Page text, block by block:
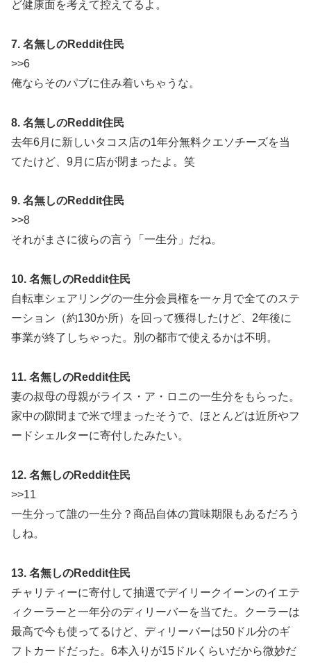
ど健康面を考えて控えてるよ。
7. 名無しのReddit住民
>>6
俺ならそのパブに住み着いちゃうな。
8. 名無しのReddit住民
去年6月に新しいタコス店の1年分無料クエソチーズを当
てたけど、9月に店が閉まったよ。笑
9. 名無しのReddit住民
>>8
それがまさに彼らの言う「一生分」だね。
10. 名無しのReddit住民
自転車シェアリングの一生分会員権を一ヶ月で全てのステ
ーション（約130か所）を回って獲得したけど、2年後に
事業が終了しちゃった。別の都市で使えるかは不明。
11. 名無しのReddit住民
妻の叔母の母親がライス・ア・ロニの一生分をもらった。
家中の隙間まで米で埋まったそうで、ほとんどは近所やフ
ードシェルターに寄付したみたい。
12. 名無しのReddit住民
>>11
一生分って誰の一生分？商品自体の賞味期限もあるだろう
しね。
13. 名無しのReddit住民
チャリティーに寄付して抽選でデイリークイーンのイエテ
ィクーラーと一年分のディリーバーを当てた。クーラーは
最高で今も使ってるけど、ディリーバーは50ドル分のギ
フトカードだった。6本入りが15ドルくらいだから微妙だ